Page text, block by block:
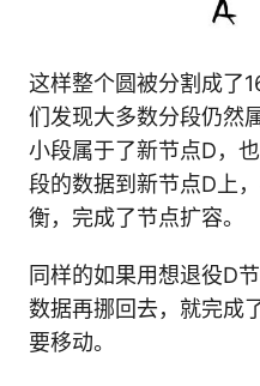
这样整个圆被分割成了
们发现大多数分段仍然
小段属于了新节点D，
段的数据到新节点D上
衡，完成了节点扩容。
同样的如果用想退役D
数据再挪回去，就完成
要移动。